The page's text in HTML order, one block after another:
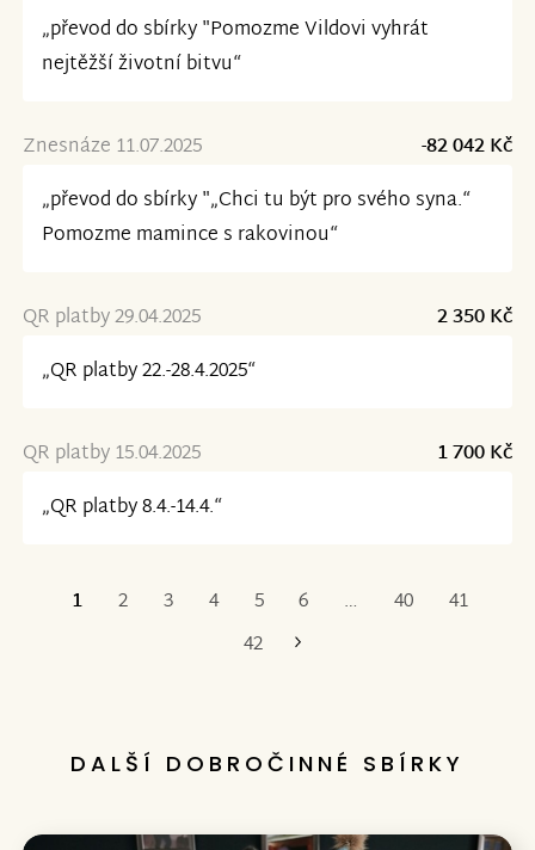
„převod do sbírky "Pomozme Vildovi vyhrát
nejtěžší životní bitvu“
Znesnáze 11.07.2025
-82 042 Kč
„převod do sbírky "„Chci tu být pro svého syna.“
Pomozme mamince s rakovinou“
QR platby 29.04.2025
2 350 Kč
„QR platby 22.-28.4.2025“
QR platby 15.04.2025
1 700 Kč
„QR platby 8.4.-14.4.“
1 2 3 4 5 6 … 40
41
42
Poslední
DALŠÍ DOBROČINNÉ SBÍRKY